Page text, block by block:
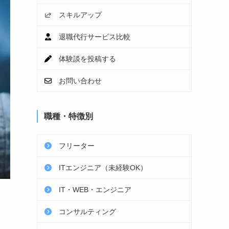
スキルアップ
退職代行サービス比較
体験談を投稿する
お問い合わせ
職種・特徴別
フリーター
ITエンジニア（未経験OK）
IT・WEB・エンジニア
コンサルティング